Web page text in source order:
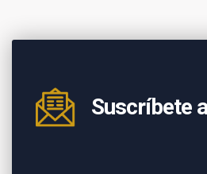
Suscríbete